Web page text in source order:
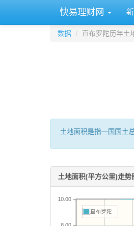
快易理财网
数据 直布罗陀历年土
土地面积是指一国国土
土地面积(平方公里)走势
8.00
10.00
直布罗陀